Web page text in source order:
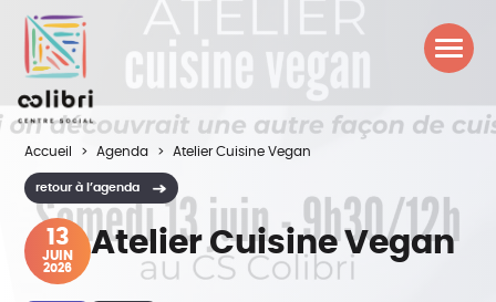
Accueil Agenda Atelier Cuisine Vegan
retour à l’agenda
13
JUIN
2026
Atelier Cuisine Vegan